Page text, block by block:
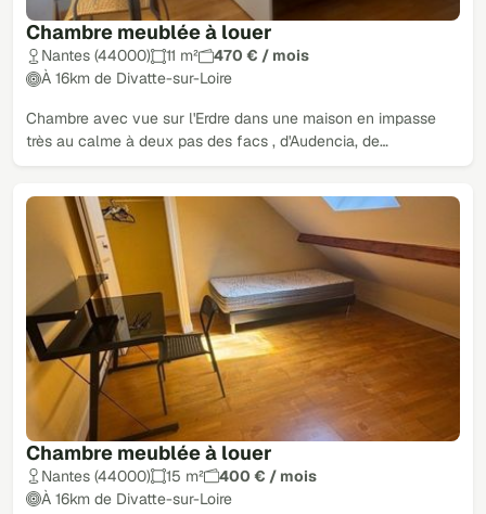
Chambre meublée à louer
Nantes (44000) 11 m²
470 € / mois
À 16km de Divatte-sur-Loire
Chambre avec vue sur l'Erdre dans une maison en impasse
très au calme à deux pas des facs , d'Audencia, de…
Chambre meublée à louer
Nantes (44000) 15 m²
400 € / mois
À 16km de Divatte-sur-Loire